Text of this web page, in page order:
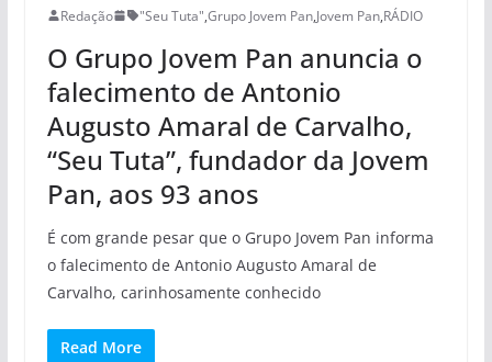
Redação "Seu Tuta",Grupo Jovem Pan,Jovem Pan,RÁDIO
O Grupo Jovem Pan anuncia o
falecimento de Antonio
Augusto Amaral de Carvalho,
“Seu Tuta”, fundador da Jovem
Pan, aos 93 anos
É com grande pesar que o Grupo Jovem Pan informa
o falecimento de Antonio Augusto Amaral de
Carvalho, carinhosamente conhecido
Read More